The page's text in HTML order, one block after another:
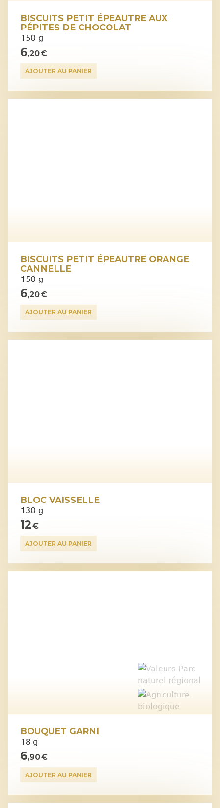
BISCUITS PETIT ÉPEAUTRE AUX
PÉPITES DE CHOCOLAT
150 g
6,20 €
AJOUTER AU PANIER
BISCUITS PETIT ÉPEAUTRE ORANGE
CANNELLE
150 g
6,20 €
AJOUTER AU PANIER
BLOC VAISSELLE
130 g
12€
AJOUTER AU PANIER
BOUQUET GARNI
18 g
6,90 €
AJOUTER AU PANIER